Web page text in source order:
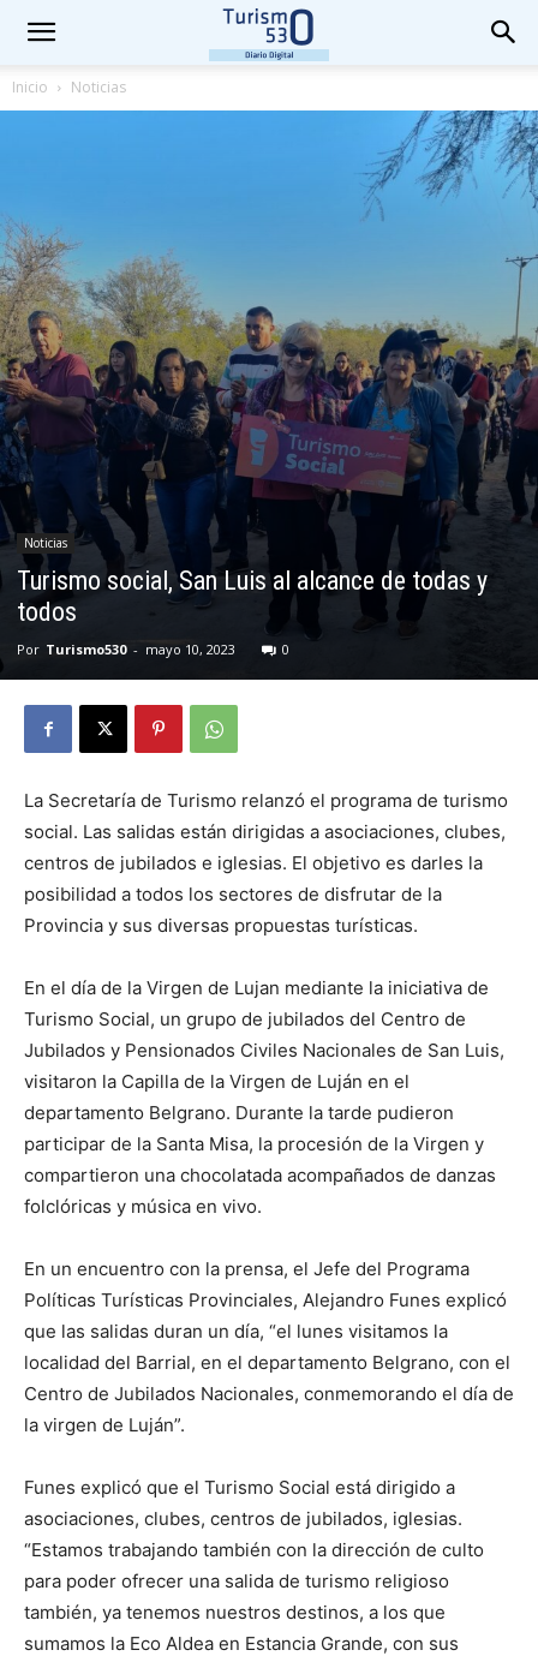
Inicio Noticias
Noticias
Turismo social, San Luis al alcance de todas y
todos
Por Turismo530 - mayo 10, 2023 0
La Secretaría de Turismo relanzó el programa de turismo
social. Las salidas están dirigidas a asociaciones, clubes,
centros de jubilados e iglesias. El objetivo es darles la
posibilidad a todos los sectores de disfrutar de la
Provincia y sus diversas propuestas turísticas.
En el día de la Virgen de Lujan mediante la iniciativa de
Turismo Social, un grupo de jubilados del Centro de
Jubilados y Pensionados Civiles Nacionales de San Luis,
visitaron la Capilla de la Virgen de Luján en el
departamento Belgrano. Durante la tarde pudieron
participar de la Santa Misa, la procesión de la Virgen y
compartieron una chocolatada acompañados de danzas
folclóricas y música en vivo.
En un encuentro con la prensa, el Jefe del Programa
Políticas Turísticas Provinciales, Alejandro Funes explicó
que las salidas duran un día, “el lunes visitamos la
localidad del Barrial, en el departamento Belgrano, con el
Centro de Jubilados Nacionales, conmemorando el día de
la virgen de Luján”.
Funes explicó que el Turismo Social está dirigido a
asociaciones, clubes, centros de jubilados, iglesias.
“Estamos trabajando también con la dirección de culto
para poder ofrecer una salida de turismo religioso
también, ya tenemos nuestros destinos, a los que
sumamos la Eco Aldea en Estancia Grande, con sus